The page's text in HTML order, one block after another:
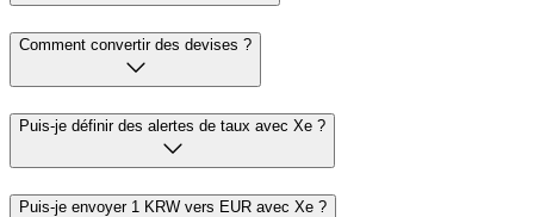
Comment convertir des devises ?
Puis-je définir des alertes de taux avec Xe ?
Puis-je envoyer 1 KRW vers EUR avec Xe ?